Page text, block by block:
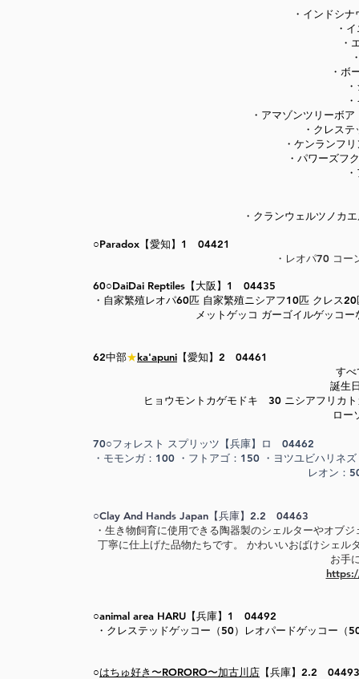
・インドシ
・
・
・ボ
・アマゾンツリーボ
・クレス
・ケンランフ
・パワーズフ
・クランウェルツノカ
○Paradox【愛知】1 04421
・レオパ70 コ
60○DaiDai Reptiles【大阪】1 04435
・自家繁殖レオパ60匹 自家繁殖ニシアフ10匹 クレ
メットゲッコ ガーゴイルゲッコ
62中部★ka'apuni 【愛知】2 04461
すべ
誕生
ヒョウモントカゲモドキ 30 ニシアフリカ
ロー
70○フォレスト スプリッツ【兵庫】ロ 04462
・モモンガ：100 ・フトアゴ：150 ・ヨツユビハリネ
レオン：
○Clay And Hands Japan【兵庫】2.2 04463
・生き物飼育に使用できる陶器製のシェルターやオブ
丁寧に仕上げた品物たちです。 かわいいおばけシェ
お手
○animal area HARU【兵庫】1 04492
・クレステッドゲッコー（50）レオパードゲッコー
○はちゅ好き〜RORORO〜加古川店 【兵庫】2.2 04493